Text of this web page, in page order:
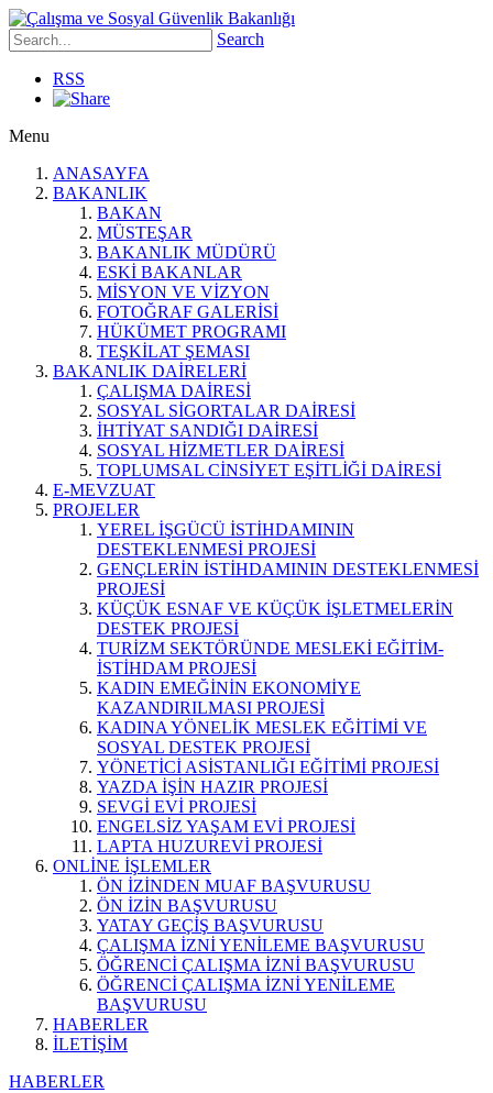
Search
RSS
Menu
ANASAYFA
BAKANLIK
BAKAN
MÜSTEŞAR
BAKANLIK MÜDÜRÜ
ESKİ BAKANLAR
MİSYON VE VİZYON
FOTOĞRAF GALERİSİ
HÜKÜMET PROGRAMI
TEŞKİLAT ŞEMASI
BAKANLIK DAİRELERİ
ÇALIŞMA DAİRESİ
SOSYAL SİGORTALAR DAİRESİ
İHTİYAT SANDIĞI DAİRESİ
SOSYAL HİZMETLER DAİRESİ
TOPLUMSAL CİNSİYET EŞİTLİĞİ DAİRESİ
E-MEVZUAT
PROJELER
YEREL İŞGÜCÜ İSTİHDAMININ
DESTEKLENMESİ PROJESİ
GENÇLERİN İSTİHDAMININ DESTEKLENMESİ
PROJESİ
KÜÇÜK ESNAF VE KÜÇÜK İŞLETMELERİN
DESTEK PROJESİ
TURİZM SEKTÖRÜNDE MESLEKİ EĞİTİM-
İSTİHDAM PROJESİ
KADIN EMEĞİNİN EKONOMİYE
KAZANDIRILMASI PROJESİ
KADINA YÖNELİK MESLEK EĞİTİMİ VE
SOSYAL DESTEK PROJESİ
YÖNETİCİ ASİSTANLIĞI EĞİTİMİ PROJESİ
YAZDA İŞİN HAZIR PROJESİ
SEVGİ EVİ PROJESİ
ENGELSİZ YAŞAM EVİ PROJESİ
LAPTA HUZUREVİ PROJESİ
ONLİNE İŞLEMLER
ÖN İZİNDEN MUAF BAŞVURUSU
ÖN İZİN BAŞVURUSU
YATAY GEÇİŞ BAŞVURUSU
ÇALIŞMA İZNİ YENİLEME BAŞVURUSU
ÖĞRENCİ ÇALIŞMA İZNİ BAŞVURUSU
ÖĞRENCİ ÇALIŞMA İZNİ YENİLEME
BAŞVURUSU
HABERLER
İLETİŞİM
HABERLER